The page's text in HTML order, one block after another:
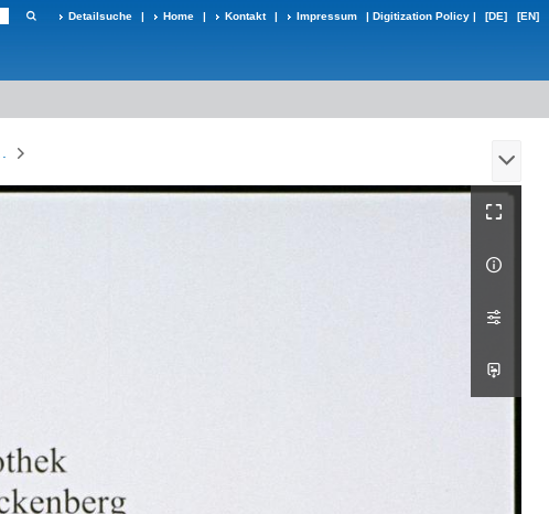
Detailsuche | Home | Kontakt | Impressum | Digitization Policy | [DE] [EN]